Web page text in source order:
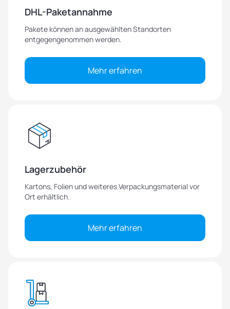
DHL-Paketannahme
Pakete können an ausgewählten Standorten
entgegengenommen werden.
Mehr erfahren
Lagerzubehör
Kartons, Folien und weiteres Verpackungsmaterial vor
Ort erhältlich.
Mehr erfahren